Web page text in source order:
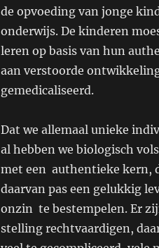
de opvoeding van jonge
onderwijs. De kinderen
leren op basis van hun
aan verstoorde
gemedicaliseerd.
Dat we allemaal unieke
al hebben we biologisch
met een authentieke kern,
daarvan pas een gelukkig
onzin te bestempelen. Er
stelling rechtvaardigen,